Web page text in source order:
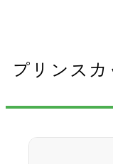
プリンス